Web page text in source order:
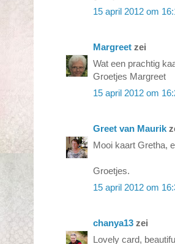
15 april 2012 om
Margreet zei
Wat een prachtig
Groetjes Margreet
15 april 2012 om
Greet van Maurik
Mooi kaart Gretha,
Groetjes.
15 april 2012 om
chanya13 zei
Lovely card,